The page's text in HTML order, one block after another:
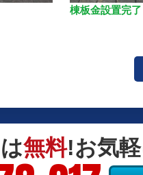
棟板金設置完了
は無料!お気